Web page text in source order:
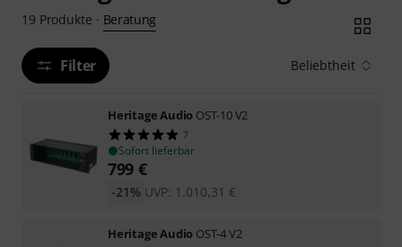
19 Produkte · Beratung
Filter Beliebtheit
Heritage Audio OST-10 V2
7
Sofort lieferbar
799 €
UVP: 1.010,31 €
-21%
Heritage Audio OST-4 V2